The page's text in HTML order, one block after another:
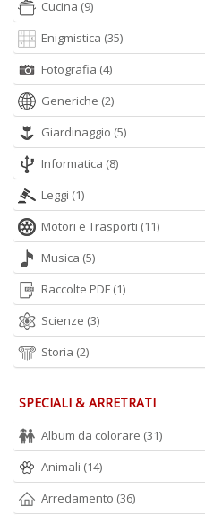
Cucina (9)
Enigmistica (35)
Fotografia (4)
Generiche (2)
Giardinaggio (5)
Informatica (8)
Leggi (1)
Motori e Trasporti (11)
Musica (5)
Raccolte PDF (1)
Scienze (3)
Storia (2)
SPECIALI & ARRETRATI
Album da colorare (31)
Animali (14)
Arredamento (36)